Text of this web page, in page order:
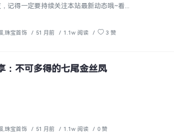
记得一定要持续关注本站最新动态哦~看...
,珠宝首饰 / 51 月前 / 1.1w 阅读 / 3 赞
：不可多得的七尾金丝凤
珠宝首饰 / 51 月前 / 1.1w 阅读 / 0 赞